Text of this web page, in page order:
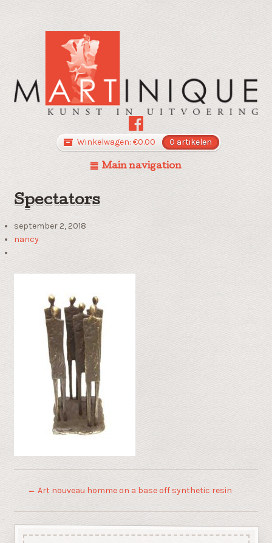
Winkelwagen: €0.00 0 artikelen
Main navigation
Spectators
september 2, 2018
nancy
← Art nouveau homme on a base off synthetic resin